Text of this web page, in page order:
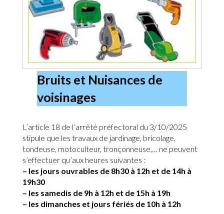
Bruits et Nuisances de
voisinages
L’article 18 de l’arrêté préfectoral du 3/10/2025
stipule que les travaux de jardinage, bricolage,
tondeuse, motoculteur, tronçonneuse,… ne peuvent
s’effectuer qu’aux heures suivantes :
– les jours ouvrables de 8h30 à 12h et de 14h à
19h30
– les samedis de 9h à 12h et de 15h à 19h
– les dimanches et jours fériés de 10h à 12h